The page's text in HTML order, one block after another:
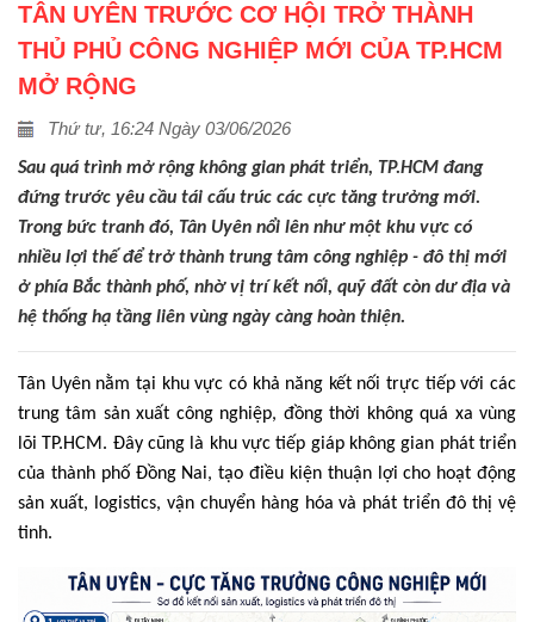
TÂN UYÊN TRƯỚC CƠ HỘI TRỞ THÀNH
THỦ PHỦ CÔNG NGHIỆP MỚI CỦA TP.HCM
MỞ RỘNG
Thứ tư, 16:24 Ngày 03/06/2026
Sau quá trình mở rộng không gian phát triển, TP.HCM đang
đứng trước yêu cầu tái cấu trúc các cực tăng trưởng mới.
Trong bức tranh đó, Tân Uyên nổi lên như một khu vực có
nhiều lợi thế để trở thành trung tâm công nghiệp - đô thị mới
ở phía Bắc thành phố, nhờ vị trí kết nối, quỹ đất còn dư địa và
hệ thống hạ tầng liên vùng ngày càng hoàn thiện.
Tân Uyên nằm tại khu vực có khả năng kết nối trực tiếp với các
trung tâm sản xuất công nghiệp, đồng thời không quá xa vùng
lõi TP.HCM. Đây cũng là khu vực tiếp giáp không gian phát triển
của thành phố Đồng Nai, tạo điều kiện thuận lợi cho hoạt động
sản xuất, logistics, vận chuyển hàng hóa và phát triển đô thị vệ
tinh.